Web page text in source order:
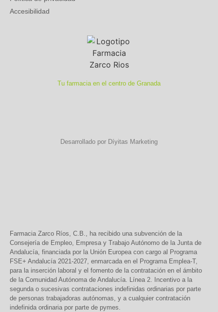
Accesibilidad
Tu farmacia en el centro de Granada
Desarrollado por Díyitas Marketing
Farmacia Zarco Ríos, C.B., ha recibido una subvención de la
Consejería de Empleo, Empresa y Trabajo Autónomo de la Junta de
Andalucía, financiada por la Unión Europea con cargo al Programa
FSE+ Andalucía 2021-2027, enmarcada en el Programa Emplea-T,
para la inserción laboral y el fomento de la contratación en el ámbito
de la Comunidad Autónoma de Andalucía. Línea 2. Incentivo a la
segunda o sucesivas contrataciones indefinidas ordinarias por parte
de personas trabajadoras autónomas, y a cualquier contratación
indefinida ordinaria por parte de pymes.